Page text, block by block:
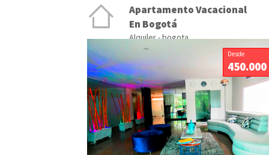
Apartamento Vacacional
En Bogotá
Alquiler - bogota
Desde
450.000